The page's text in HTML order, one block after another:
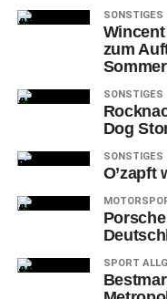
SONSTIGES
zum
SONSTIGES
Dog
SONSTIGES
O’zapft
SPORT